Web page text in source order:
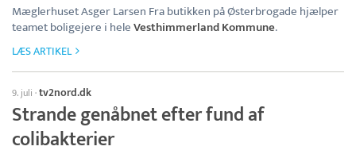
Mæglerhuset Asger Larsen Fra butikken på Østerbrogade hjælper
teamet boligejere i heleVesthimmerland Kommune.
LÆS ARTIKEL
9. juli ·tv2nord.dk
Strande genåbnet efter fund af
colibakterier